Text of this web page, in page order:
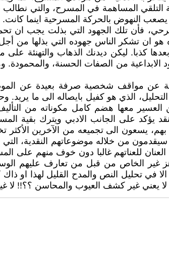
المساهمة في المسرح، والتي نطالب
النهوض بالحركة المسرحية اينما كانت.
فأن تلك الجهود التي بذلت يجب ان
تشكر الناس جهوده التي بذلها من أجل
كذبا. ليكن ديدنك الذهاب والتهنئة
من الصفات الحسنة، والمحمودة.
عن مواقف شخصية صرفة بعيدة عن
الذي هو كفيل بايصاله الى ما يريد.
معها هضم كامل مكوناته من التأليف،
يؤكد على الجانب الادبي ويترك بقية
يسعون الى تجميعه من الآخرين
من خلاله موضوعاتهم النقدية، التي
للعناتهم غالبا دون خوف منهم على
غير الخاص من قبل من تعارف عليهم
في تحليل النص والمدح القليل لهذا او
لا يعني غير كشف العيوب والمحاسن ؟؟!! لا